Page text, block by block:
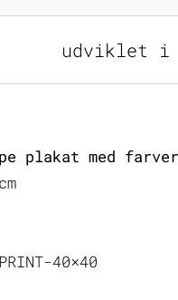
udviklet i
plakat med farver
40×40